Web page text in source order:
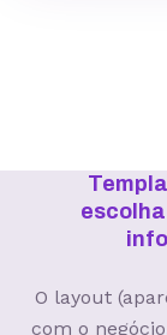
O layout
com o